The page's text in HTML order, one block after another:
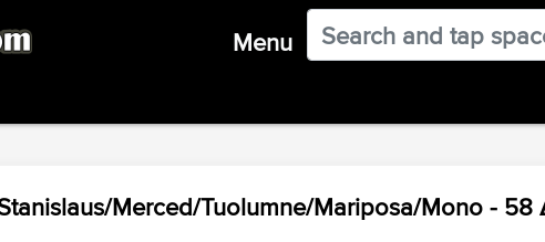
Menu
Merced/Tuolumne/Mariposa/Mono - 58